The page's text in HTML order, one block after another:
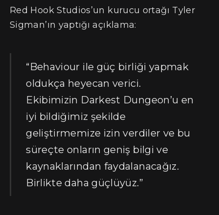
Red Hook Studios’un kurucu ortağı Tyler
Sigman’ın yaptığı açıklama:
“Behaviour ile güç birliği yapmak
oldukça heyecan verici.
Ekibimizin Darkest Dungeon’u en
iyi bildiğimiz şekilde
geliştirmemize izin verdiler ve bu
süreçte onların geniş bilgi ve
kaynaklarından faydalanacağız.
Birlikte daha güçlüyüz.”